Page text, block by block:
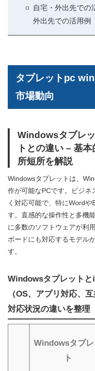
自宅・外出先での
外出先での活用例
タブレットpc
市場動向
Windowsタブレ
トとの違い – 基
所短所を解説
Windowsタブレットは、
作が可能なPCです。ビジネ
く対応可能で、特にWord
す。直感的な操作性と多機
に多数のソフトウェアが利
ボードにも対応するモデル
す。
Windowsタブレット
（OS、アプリ対応、
対応状況の違いを整理
Windowsタブレ
ト